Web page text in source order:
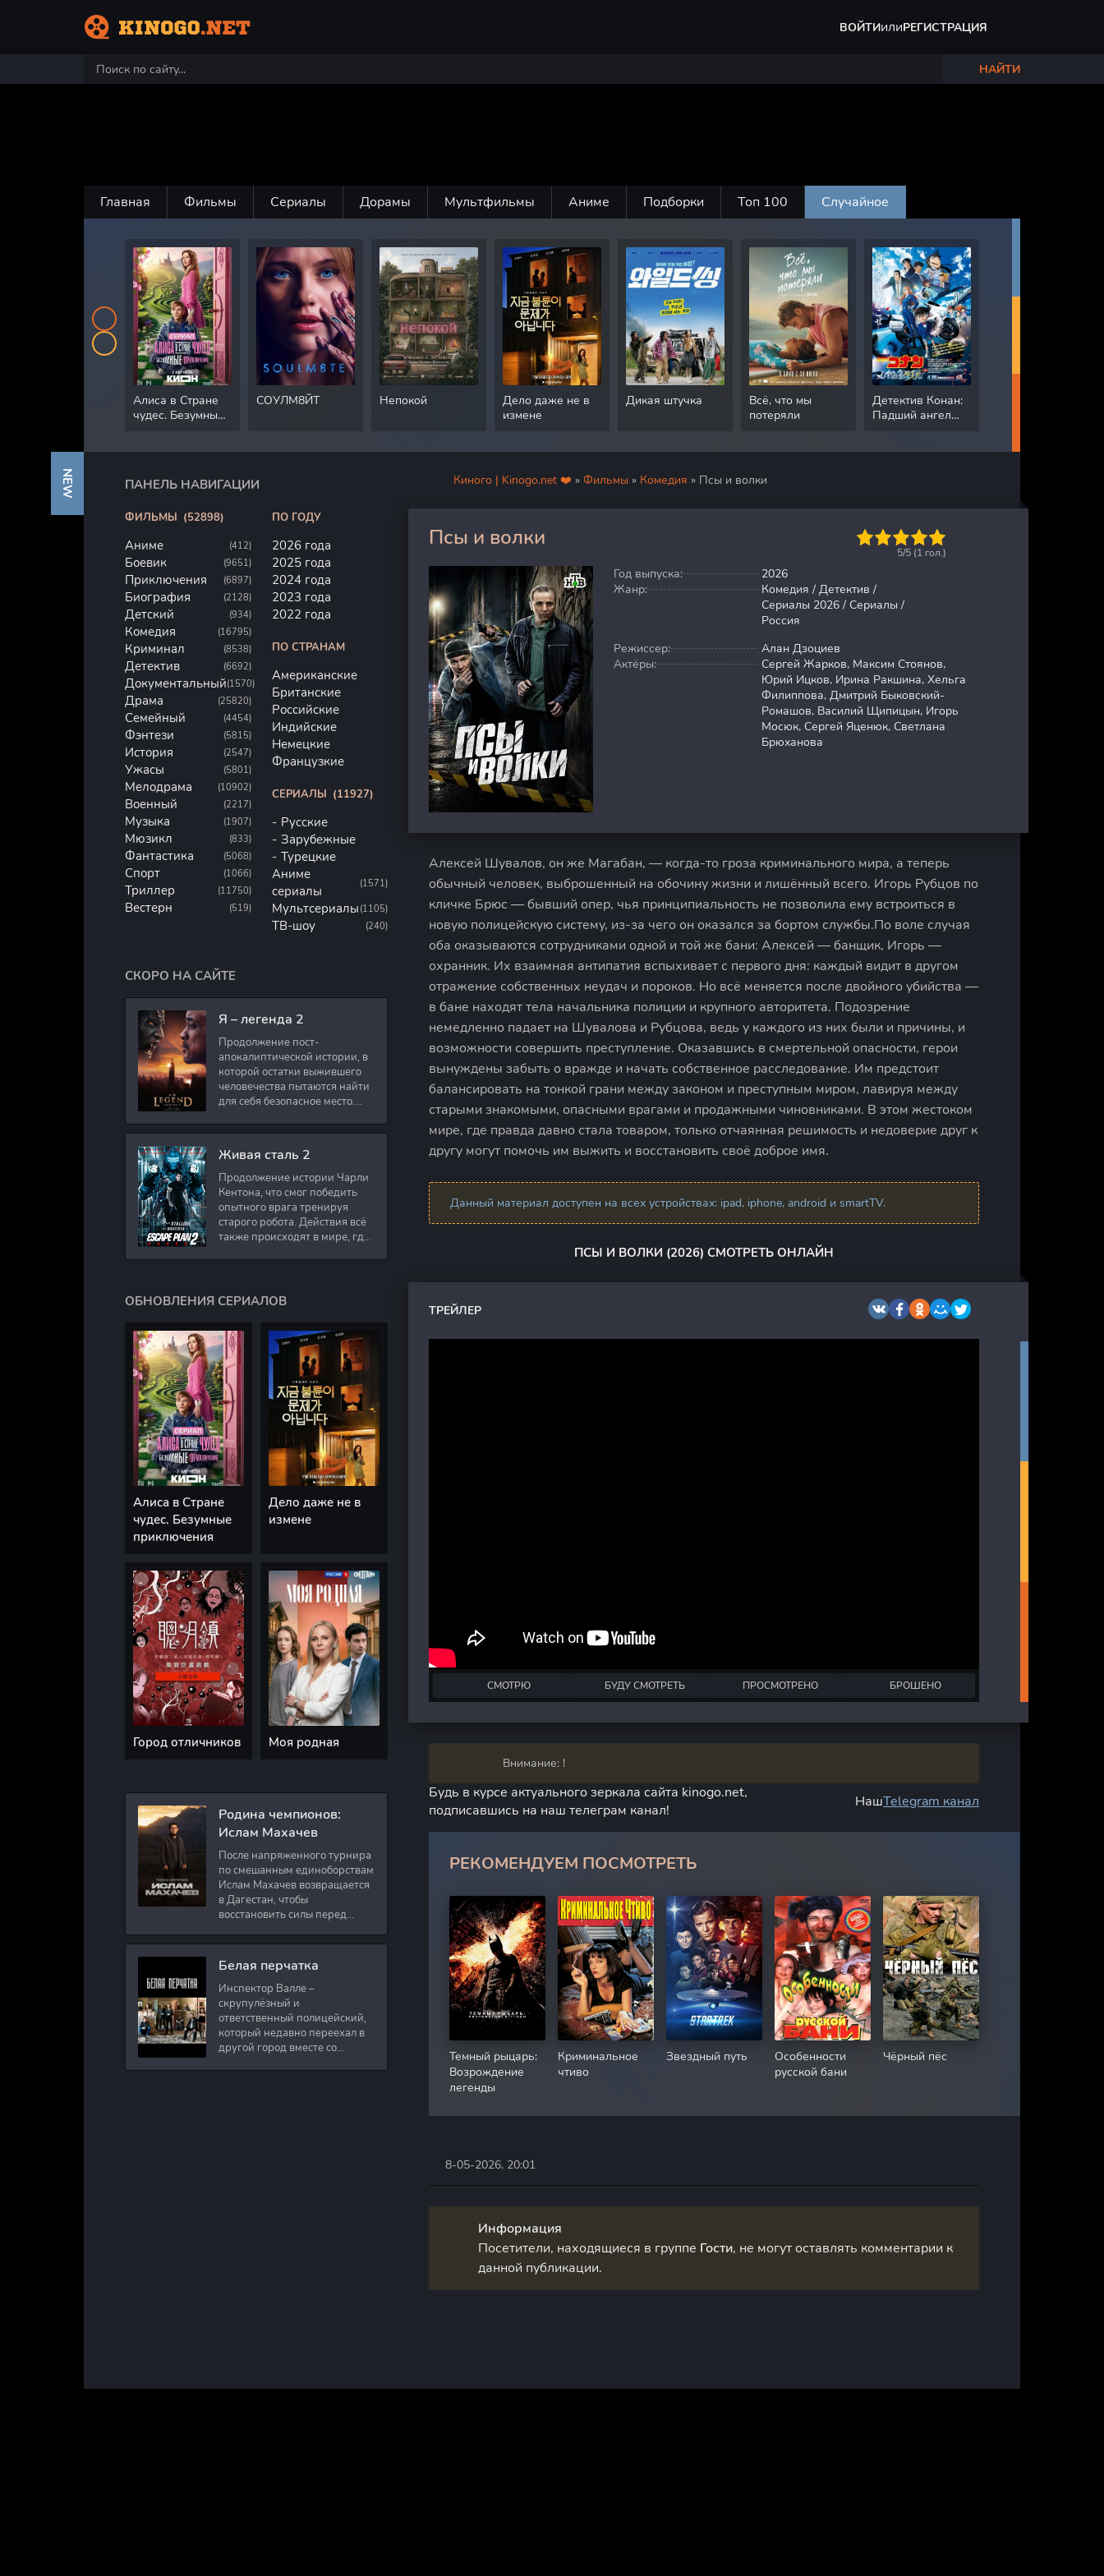
ВОЙТИилиРЕГИСТРАЦИЯ
НАЙТИ
Главная Фильмы Сериалы Дорамы Мультфильмы Аниме Подборки Топ 100 Случайное
Алиса в Стране
чудес. Безумные
СОУЛМ8ЙТ Непокой
Дело даже не в
измене
Дикая штучка
Всё, что мы
потеряли
Детектив Конан:
Падший ангел
Киного | Kinogo.net ❤️ » Фильмы » Комедия » Псы и волки
Псы и волки
5/5 (1 гол.)
Год выпуска:
2026
Жанр:
Комедия / Детектив /
Сериалы 2026 / Сериалы /
Россия
Режиссер:
Алан Дзоциев
Актёры:
Сергей Жарков, Максим Стоянов,
Юрий Ицков, Ирина Ракшина, Хельга
Филиппова, Дмитрий Быковский-
Ромашов, Василий Щипицын, Игорь
Мосюк, Сергей Яценюк, Светлана
Брюханова
Алексей Шувалов, он же Магабан, — когда-то гроза криминального мира, а теперь
обычный человек, выброшенный на обочину жизни и лишённый всего. Игорь Рубцов по
кличке Брюс — бывший опер, чья принципиальность не позволила ему встроиться в
новую полицейскую систему, из-за чего он оказался за бортом службы.По воле случая
оба оказываются сотрудниками одной и той же бани: Алексей — банщик, Игорь —
охранник. Их взаимная антипатия вспыхивает с первого дня: каждый видит в другом
отражение собственных неудач и пороков. Но всё меняется после двойного убийства —
в бане находят тела начальника полиции и крупного авторитета. Подозрение
немедленно падает на Шувалова и Рубцова, ведь у каждого из них были и причины, и
возможности совершить преступление. Оказавшись в смертельной опасности, герои
вынуждены забыть о вражде и начать собственное расследование. Им предстоит
балансировать на тонкой грани между законом и преступным миром, лавируя между
старыми знакомыми, опасными врагами и продажными чиновниками. В этом жестоком
мире, где правда давно стала товаром, только отчаянная решимость и недоверие друг к
другу могут помочь им выжить и восстановить своё доброе имя.
Данный материал доступен на всех устройствах: ipad, iphone, android и smartTV.
ПСЫ И ВОЛКИ (2026) СМОТРЕТЬ ОНЛАЙН
ТРЕЙЛЕР
СМОТРЮ БУДУ СМОТРЕТЬ ПРОСМОТРЕНО БРОШЕНО
Внимание: !
Будь в курсе актуального зеркала сайта kinogo.net,
подписавшись на наш телеграм канал!
НашTelegram канал
РЕКОМЕНДУЕМ ПОСМОТРЕТЬ
Темный рыцарь:
Возрождение
легенды
Криминальное
чтиво
Звездный путь
Особенности
русской бани
Чёрный пёс
8-05-2026, 20:01
Информация
Посетители, находящиеся в группе Гости, не могут оставлять комментарии к
данной публикации.
ПАНЕЛЬ НАВИГАЦИИ
NEW
ФИЛЬМЫ (52898)
Аниме (412)
Боевик (9651)
Приключения (6897)
Биография (2128)
Детский (934)
Комедия (16795)
Криминал (8538)
Детектив (6692)
Документальный(1570)
Драма (25820)
Семейный (4454)
Фэнтези (5815)
История (2547)
Ужасы (5801)
Мелодрама (10902)
Военный (2217)
Музыка (1907)
Мюзикл (833)
Фантастика (5068)
Спорт (1066)
Триллер (11750)
Вестерн (519)
ПО ГОДУ
2026 года
2025 года
2024 года
2023 года
2022 года
ПО СТРАНАМ
Американские
Британские
Российские
Индийские
Немецкие
Французкие
СЕРИАЛЫ (11927)
Русские
Зарубежные
Турецкие
Аниме
сериалы
(1571)
Мультсериалы (1105)
ТВ-шоу (240)
СКОРО НА САЙТЕ
Я – легенда 2
Продолжение пост-
апокалиптической истории, в
которой остатки выжившего
человечества пытаются найти
для себя безопасное место.
работал в медицинском
Живая сталь 2
Продолжение истории Чарли
Кентона, что смог победить
опытного врага тренируя
старого робота. Действия всё
также происходят в мире, где
ОБНОВЛЕНИЯ СЕРИАЛОВ
Алиса в Стране
чудес. Безумные
приключения
Дело даже не в
измене
Город отличников Моя родная
Родина чемпионов:
Ислам Махачев
После напряженного турнира
по смешанным единоборствам
Ислам Махачев возвращается
в Дагестан, чтобы
восстановить силы перед
Вместе с ним приезжают
оператор и интервьюер,
Белая перчатка
Инспектор Валле –
скрупулёзный и
ответственный полицейский,
который недавно переехал в
другой город вместе со